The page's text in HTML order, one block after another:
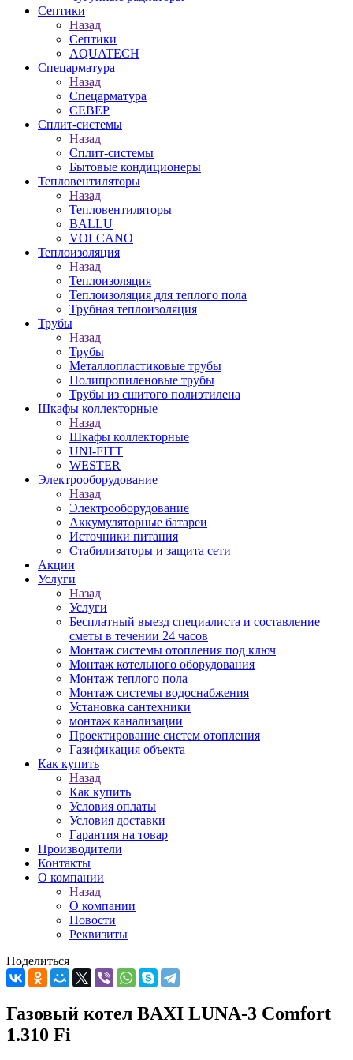
Септики
Назад
Септики
AQUATECH
Спецарматура
Назад
Спецарматура
СЕВЕР
Сплит-системы
Назад
Сплит-системы
Бытовые кондиционеры
Тепловентиляторы
Назад
Тепловентиляторы
BALLU
VOLCANO
Теплоизоляция
Назад
Теплоизоляция
Теплоизоляция для теплого пола
Трубная теплоизоляция
Трубы
Назад
Трубы
Металлопластиковые трубы
Полипропиленовые трубы
Трубы из сшитого полиэтилена
Шкафы коллекторные
Назад
Шкафы коллекторные
UNI-FITT
WESTER
Электрооборудование
Назад
Электрооборудование
Аккумуляторные батареи
Источники питания
Стабилизаторы и защита сети
Акции
Услуги
Назад
Услуги
Бесплатный выезд специалиста и составление
сметы в течении 24 часов
Монтаж системы отопления под ключ
Монтаж котельного оборудования
Монтаж теплого пола
Монтаж системы водоснабжения
Установка сантехники
монтаж канализации
Проектирование систем отопления
Газификация объекта
Как купить
Назад
Как купить
Условия оплаты
Условия доставки
Гарантия на товар
Производители
Контакты
О компании
Назад
О компании
Новости
Реквизиты
Поделиться
Газовый котел BAXI LUNA-3 Comfort
1.310 Fi